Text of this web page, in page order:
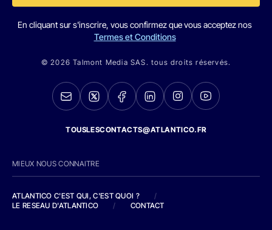
En cliquant sur s'inscrire, vous confirmez que vous acceptez nos
Termes et Conditions
© 2026 Talmont Media SAS. tous droits réservés.
TOUSLESCONTACTS@ATLANTICO.FR
MIEUX NOUS CONNAITRE
ATLANTICO C'EST QUI, C'EST QUOI ?
/
LE RESEAU D'ATLANTICO
/ CONTACT